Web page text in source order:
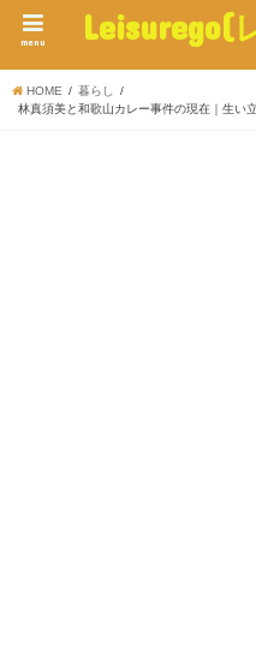
Leisurego(
menu
HOME
暮らし
林真須美と和歌山カレー事件の現在｜生い